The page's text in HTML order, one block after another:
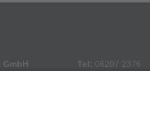
GmbH
Tel: 06207 2376